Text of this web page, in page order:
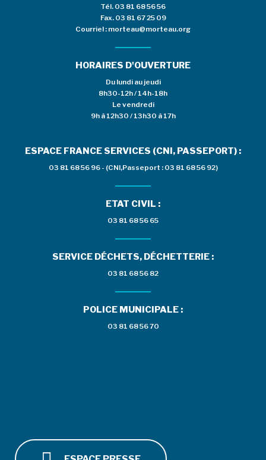
Tél. 03 81 68 56 56
Fax. 03 81 67 25 09
Courriel : morteau@morteau.org
HORAIRES D'OUVERTURE
Du lundi au jeudi
8h30-12h / 14h-18h
Le vendredi
9h à 12h30 / 13h30 à 17h
ESPACE FRANCE SERVICES (CNI, PASSEPORT) :
03 81 68 56 96 - (CNI,Passeport : 03 81 68 56 92)
ETAT CIVIL :
03 81 68 56 65
SERVICE DÉCHETS, DÉCHETTERIE :
03 81 68 56 82
POLICE MUNICIPALE :
03 81 68 56 70